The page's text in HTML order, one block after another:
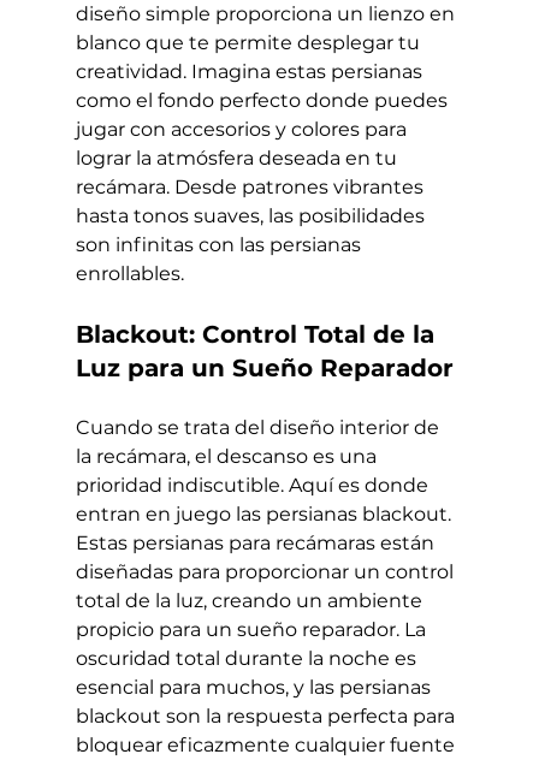
diseño simple proporciona un lienzo en
blanco que te permite desplegar tu
creatividad. Imagina estas persianas
como el fondo perfecto donde puedes
jugar con accesorios y colores para
lograr la atmósfera deseada en tu
recámara. Desde patrones vibrantes
hasta tonos suaves, las posibilidades
son infinitas con las persianas
enrollables.
Blackout: Control Total de la
Luz para un Sueño Reparador
Cuando se trata del diseño interior de
la recámara, el descanso es una
prioridad indiscutible. Aquí es donde
entran en juego las persianas blackout.
Estas persianas para recámaras están
diseñadas para proporcionar un control
total de la luz, creando un ambiente
propicio para un sueño reparador. La
oscuridad total durante la noche es
esencial para muchos, y las persianas
blackout son la respuesta perfecta para
bloquear eficazmente cualquier fuente